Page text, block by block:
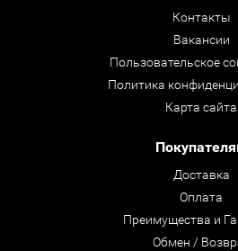
Контакты
Вакансии
Пользовательское
Политика
Карта сайта
Доставка
Оплата
Преимущества и
Обмен /